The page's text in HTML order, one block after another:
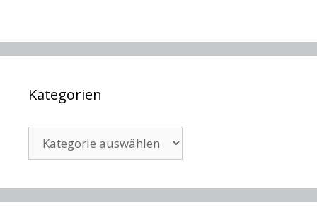
Kategorien